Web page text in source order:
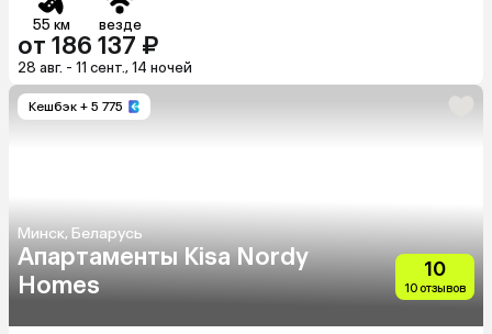
55 км везде
от 186 137 ₽
28 авг. - 11 сент., 14 ночей
Кешбэк + 5 775
Минск, Беларусь
Апартаменты Kisa Nordy
Homes
10
10 отзывов